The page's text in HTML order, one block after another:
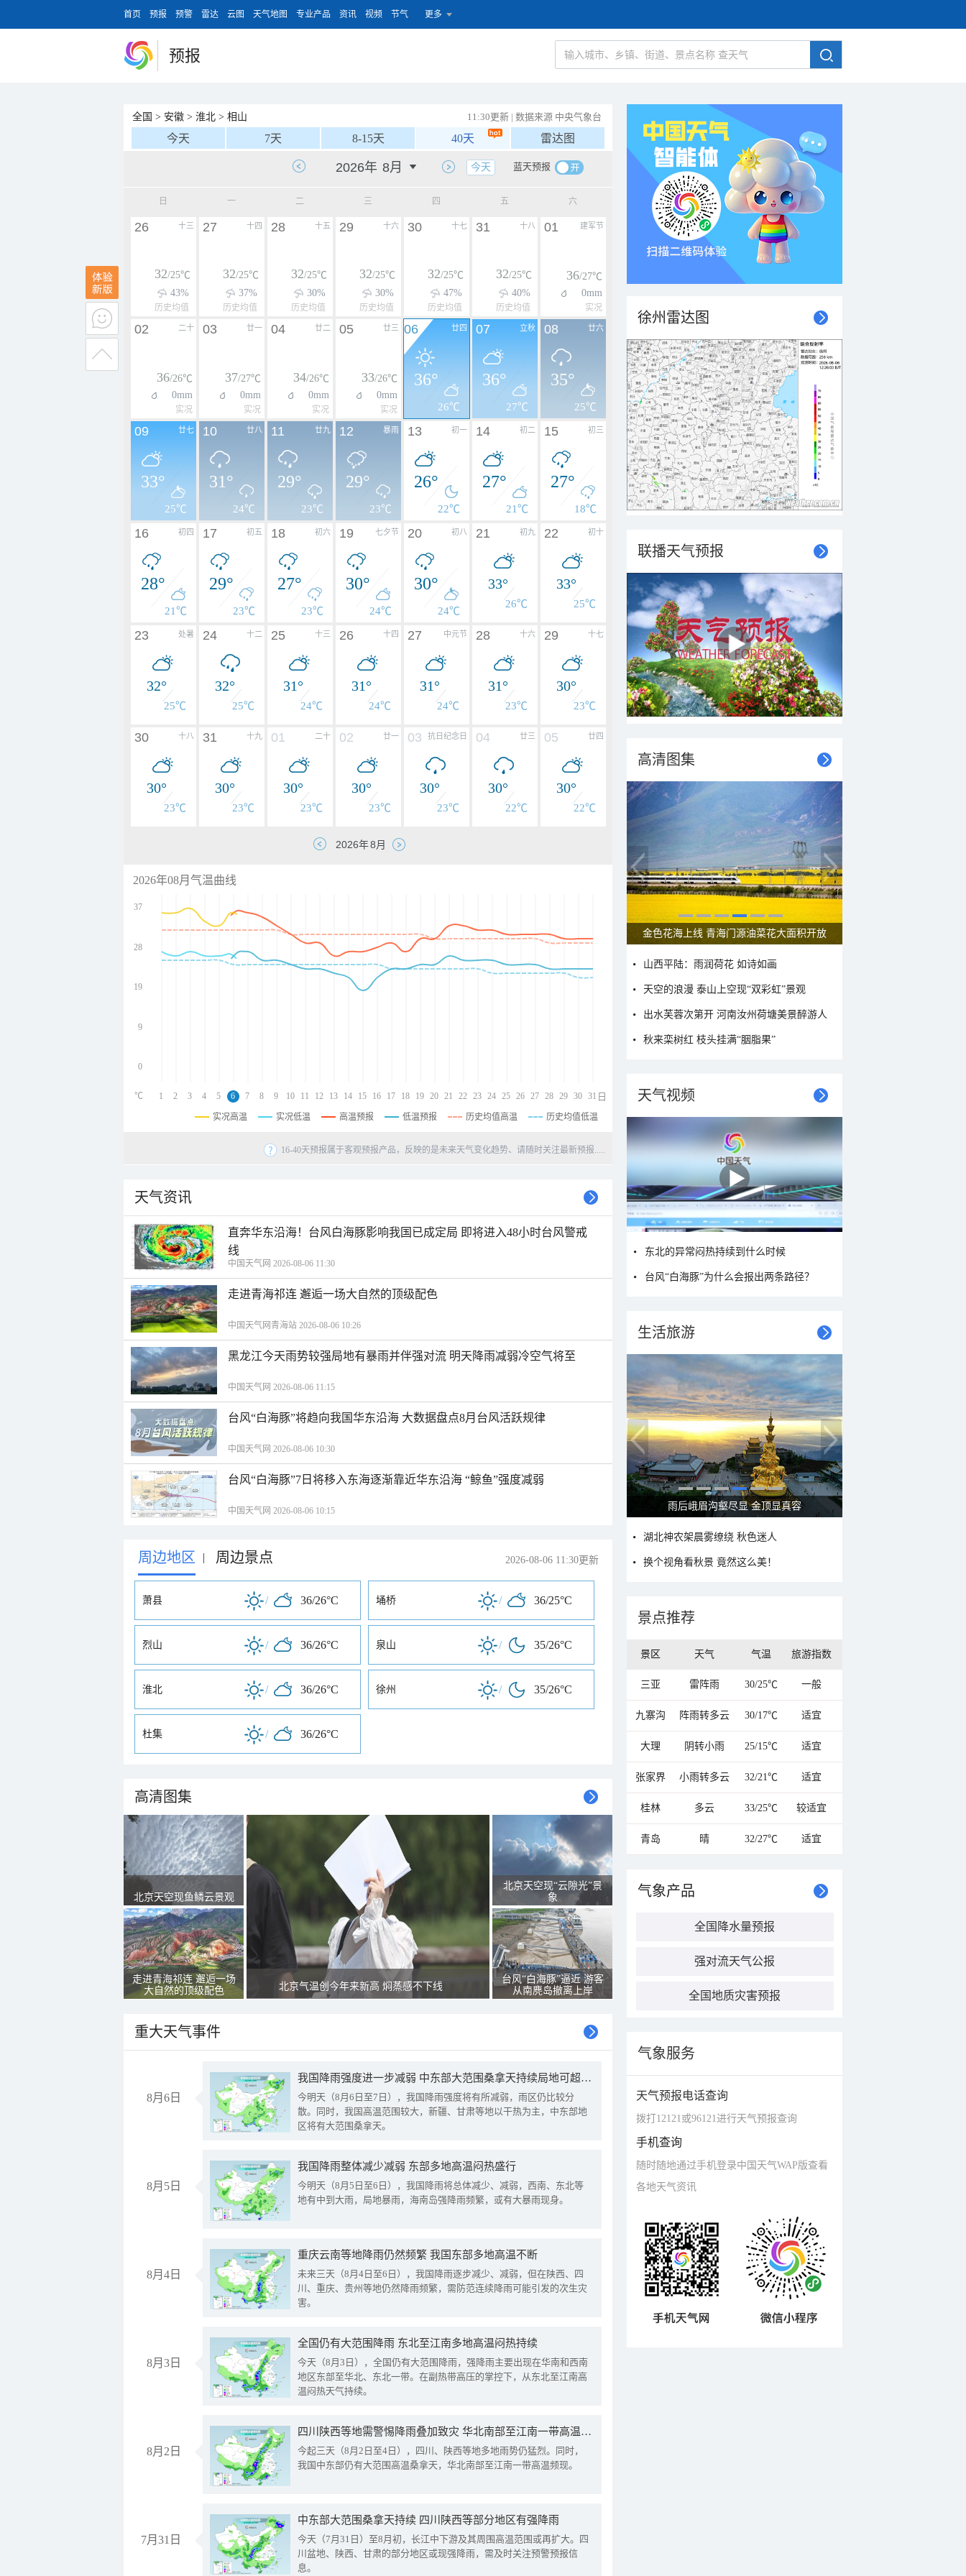
首页 预报 预警 雷达 云图 天气地图 专业产品 资讯 视频 节气 更多
预报
全国 > 安徽 > 淮北 > 相山 11:30更新 | 数据来源 中央气象台
今天 7天 8-15天 40天 雷达图
蓝天预报
今天
日 一 二 三 四 五 六
十三
26
32/25℃
43%
历史均值
十四
27
32/25℃
37%
历史均值
十五
28
32/25℃
30%
历史均值
十六
29
32/25℃
30%
历史均值
十七
30
32/25℃
47%
历史均值
十八
31
32/25℃
40%
历史均值
建军节
01
36/27℃
0mm
实况
二十
02
36/26℃
0mm
实况
廿一
03
37/27℃
0mm
实况
廿二
04
34/26℃
0mm
实况
廿三
05
33/26℃
0mm
实况
廿四
06
36°
26℃
立秋
07
36°
27℃
廿六
08
35°
25℃
廿七
09
33°
25℃
廿八
10
31°
24℃
廿九
11
29°
23℃
暴雨
12
29°
23℃
初一
13
26°
22℃
初二
14
27°
21℃
初三
15
27°
18℃
初四
16
28°
21℃
初五
17
29°
23℃
初六
18
27°
23℃
七夕节
19
30°
24℃
初八
20
30°
24℃
初九
21
33°
26℃
初十
22
33°
25℃
处暑
23
32°
25℃
十二
24
32°
25℃
十三
25
31°
24℃
十四
26
31°
24℃
中元节
27
31°
24℃
十六
28
31°
23℃
十七
29
30°
23℃
十八
30
30°
23℃
十九
31
30°
23℃
二十
01
30°
23℃
廿一
02
30°
23℃
抗日纪念日
03
30°
23℃
廿三
04
30°
22℃
廿四
05
30°
22℃
2026年08月气温曲线
37
28
19
9
0
1 2 3 4 5 6 7 8 9 10 11 12 13 14 15 16 17 18 19 20 21 22 23 24 25 26 27 28 29 30 31
℃ 日
实况高温 实况低温 高温预报 低温预报 历史均值高温 历史均值低温
16-40天预报属于客观预报产品，反映的是未来天气变化趋势、请随时关注最新预报.....
天气资讯
直奔华东沿海！台风白海豚影响我国已成定局 即将进入48小时台风警戒
线
中国天气网 2026-08-06 11:30
走进青海祁连 邂逅一场大自然的顶级配色
中国天气网青海站 2026-08-06 10:26
黑龙江今天雨势较强局地有暴雨并伴强对流 明天降雨减弱冷空气将至
中国天气网 2026-08-06 11:15
台风“白海豚”将趋向我国华东沿海 大数据盘点8月台风活跃规律
中国天气网 2026-08-06 10:30
台风“白海豚”7日将移入东海逐渐靠近华东沿海 “鲸鱼”强度减弱
中国天气网 2026-08-06 10:15
周边地区 | 周边景点 2026-08-06 11:30更新
萧县 / 36/26°C 埇桥 / 36/25°C
烈山 / 36/26°C 泉山 / 35/26°C
淮北 / 36/26°C 徐州 / 35/26°C
杜集 / 36/26°C
高清图集
北京天空现鱼鳞云景观
走进青海祁连 邂逅一场
大自然的顶级配色
北京气温创今年来新高 焖蒸感不下线
北京天空现“云隙光”景
象
台风“白海豚”逼近 游客
从南麂岛撤离上岸
重大天气事件
8月6日
我国降雨强度进一步减弱 中东部大范围桑拿天持续局地可超38℃
今明天（8月6日至7日），我国降雨强度将有所减弱，雨区仍比较分
散。同时，我国高温范围较大，新疆、甘肃等地以干热为主，中东部地
区将有大范围桑拿天。
8月5日
我国降雨整体减少减弱 东部多地高温闷热盛行
今明天（8月5日至6日），我国降雨将总体减少、减弱，西南、东北等
地有中到大雨，局地暴雨，海南岛强降雨频繁，或有大暴雨现身。
8月4日
重庆云南等地降雨仍然频繁 我国东部多地高温不断
未来三天（8月4日至6日），我国降雨逐步减少、减弱，但在陕西、四
川、重庆、贵州等地仍然降雨频繁，需防范连续降雨可能引发的次生灾
害。
8月3日
全国仍有大范围降雨 东北至江南多地高温闷热持续
今天（8月3日），全国仍有大范围降雨，强降雨主要出现在华南和西南
地区东部至华北、东北一带。在副热带高压的掌控下，从东北至江南高
温闷热天气持续。
8月2日
四川陕西等地需警惕降雨叠加致灾 华北南部至江南一带高温频现
今起三天（8月2日至4日），四川、陕西等地多地雨势仍猛烈。同时，
我国中东部仍有大范围高温桑拿天，华北南部至江南一带高温频现。
7月31日
中东部大范围桑拿天持续 四川陕西等部分地区有强降雨
今天（7月31日）至8月初，长江中下游及其周围高温范围或再扩大。四
川盆地、陕西、甘肃的部分地区或现强降雨，需及时关注预警预报信
息。
徐州雷达图
联播天气预报
高清图集
金色花海上线 青海门源油菜花大面积开放
山西平陆：雨润荷花 如诗如画
天空的浪漫 泰山上空现“双彩虹”景观
出水芙蓉次第开 河南汝州荷塘美景醉游人
秋来栾树红 枝头挂满“胭脂果”
天气视频
东北的异常闷热持续到什么时候
台风“白海豚”为什么会报出两条路径？
生活旅游
雨后峨眉沟壑尽显 金顶显真容
湖北神农架晨雾缭绕 秋色迷人
换个视角看秋景 竟然这么美！
景点推荐
景区 天气 气温 旅游指数
三亚 雷阵雨 30/25℃ 一般
九寨沟 阵雨转多云 30/17℃ 适宜
大理 阴转小雨 25/15℃ 适宜
张家界 小雨转多云 32/21℃ 适宜
桂林 多云 33/25℃ 较适宜
青岛 晴 32/27℃ 适宜
气象产品
全国降水量预报
强对流天气公报
全国地质灾害预报
气象服务
天气预报电话查询
拨打12121或96121进行天气预报查询
手机查询
随时随地通过手机登录中国天气WAP版查看
各地天气资讯